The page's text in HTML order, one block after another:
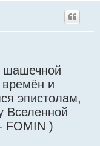
шашечной
времён и
эпистолам,
Вселенной
FOMIN )